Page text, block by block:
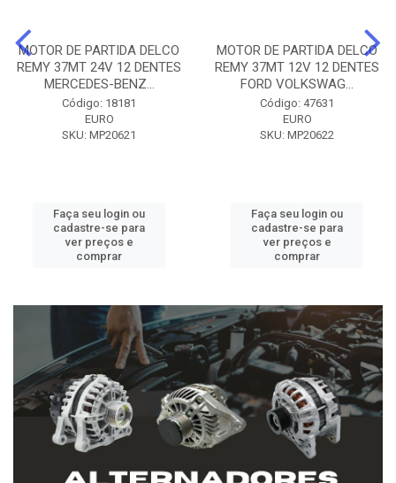
MOTOR DE PARTIDA DELCO
REMY 37MT 24V 12 DENTES
MERCEDES-BENZ...
Código: 18181
EURO
SKU: MP20621
Faça seu login ou
cadastre-se para
ver preços e
comprar
MOTOR DE PARTIDA DELCO
REMY 37MT 12V 12 DENTES
FORD VOLKSWAG...
Código: 47631
EURO
SKU: MP20622
Faça seu login ou
cadastre-se para
ver preços e
comprar